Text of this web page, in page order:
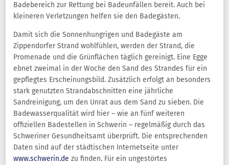
Badebereich zur Rettung bei Badeunfällen bereit. Auch bei
kleineren Verletzungen helfen sie den Badegästen.
Damit sich die Sonnenhungrigen und Badegäste am
Zippendorfer Strand wohlfühlen, werden der Strand, die
Promenade und die Grünflächen täglich gereinigt. Eine Egge
ebnet zweimal in der Woche den Sand des Strandes für ein
gepflegtes Erscheinungsbild. Zusätzlich erfolgt an besonders
stark genutzten Strandabschnitten eine jährliche
Sandreinigung, um den Unrat aus dem Sand zu sieben. Die
Badewasserqualität wird hier – wie an fünf weiteren
offiziellen Badestellen in Schwerin – regelmäßig durch das
Schweriner Gesundheitsamt überprüft. Die entsprechenden
Daten sind auf der städtischen Internetseite unter
www.schwerin.de zu finden. Für ein ungestörtes